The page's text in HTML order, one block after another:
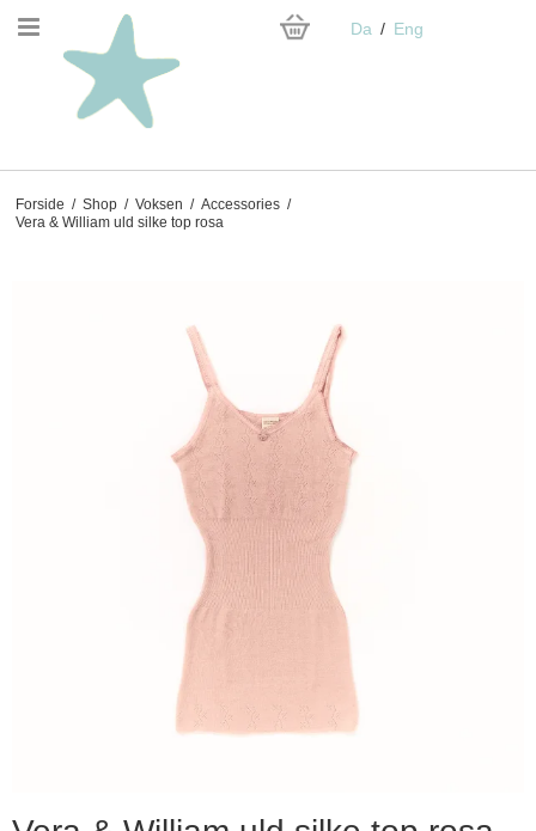
Da Eng
Forside / Shop / Voksen / Accessories /
Vera & William uld silke top rosa